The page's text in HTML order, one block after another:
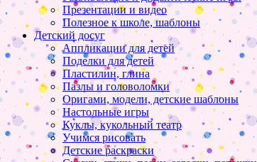
Презентации и видео
Полезное к школе, шаблоны
Детский досуг
Аппликации для детей
Поделки для детей
Пластилин, глина
Пазлы и головоломки
Оригами, модели, детские шаблоны
Настольные игры
Куклы, кукольный театр
Учимся рисовать
Детские раскраски